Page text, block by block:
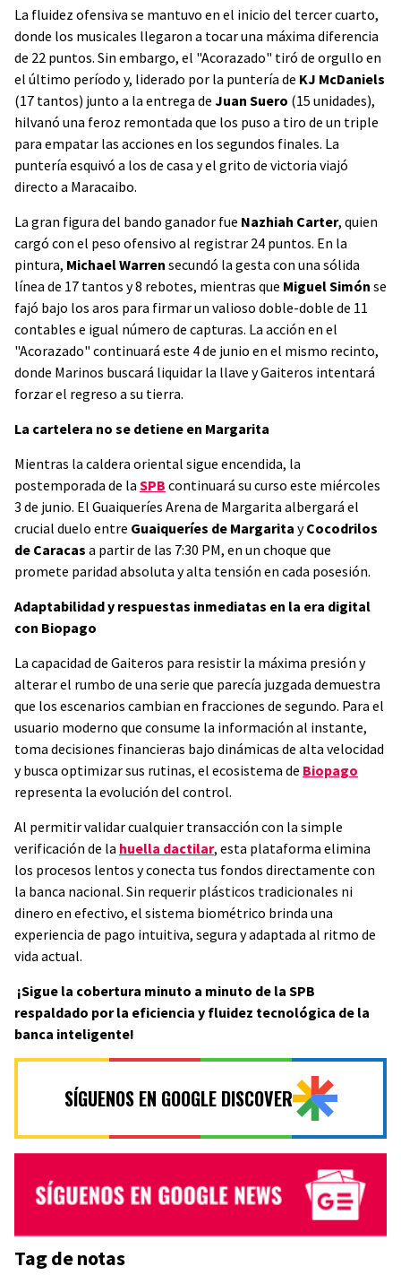
La fluidez ofensiva se mantuvo en el inicio del tercer cuarto,
donde los musicales llegaron a tocar una máxima diferencia
de 22 puntos. Sin embargo, el "Acorazado" tiró de orgullo en
el último período y, liderado por la puntería de KJ McDaniels
(17 tantos) junto a la entrega de Juan Suero (15 unidades),
hilvanó una feroz remontada que los puso a tiro de un triple
para empatar las acciones en los segundos finales. La
puntería esquivó a los de casa y el grito de victoria viajó
directo a Maracaibo.
La gran figura del bando ganador fue Nazhiah Carter, quien
cargó con el peso ofensivo al registrar 24 puntos. En la
pintura, Michael Warren secundó la gesta con una sólida
línea de 17 tantos y 8 rebotes, mientras que Miguel Simón se
fajó bajo los aros para firmar un valioso doble-doble de 11
contables e igual número de capturas. La acción en el
"Acorazado" continuará este 4 de junio en el mismo recinto,
donde Marinos buscará liquidar la llave y Gaiteros intentará
forzar el regreso a su tierra.
La cartelera no se detiene en Margarita
Mientras la caldera oriental sigue encendida, la
postemporada de la SPB continuará su curso este miércoles
3 de junio. El Guaiqueríes Arena de Margarita albergará el
crucial duelo entre Guaiqueríes de Margarita yCocodrilos
de Caracas a partir de las 7:30 PM, en un choque que
promete paridad absoluta y alta tensión en cada posesión.
Adaptabilidad y respuestas inmediatas en la era digital
con Biopago
La capacidad de Gaiteros para resistir la máxima presión y
alterar el rumbo de una serie que parecía juzgada demuestra
que los escenarios cambian en fracciones de segundo. Para el
usuario moderno que consume la información al instante,
toma decisiones financieras bajo dinámicas de alta velocidad
y busca optimizar sus rutinas, el ecosistema de Biopago
representa la evolución del control.
Al permitir validar cualquier transacción con la simple
verificación de la huella dactilar, esta plataforma elimina
los procesos lentos y conecta tus fondos directamente con
la banca nacional. Sin requerir plásticos tradicionales ni
dinero en efectivo, el sistema biométrico brinda una
experiencia de pago intuitiva, segura y adaptada al ritmo de
vida actual.
¡Sigue la cobertura minuto a minuto de la SPB
respaldado por la eficiencia y fluidez tecnológica de la
banca inteligente!
SÍGUENOS EN GOOGLE DISCOVER
Tag de notas